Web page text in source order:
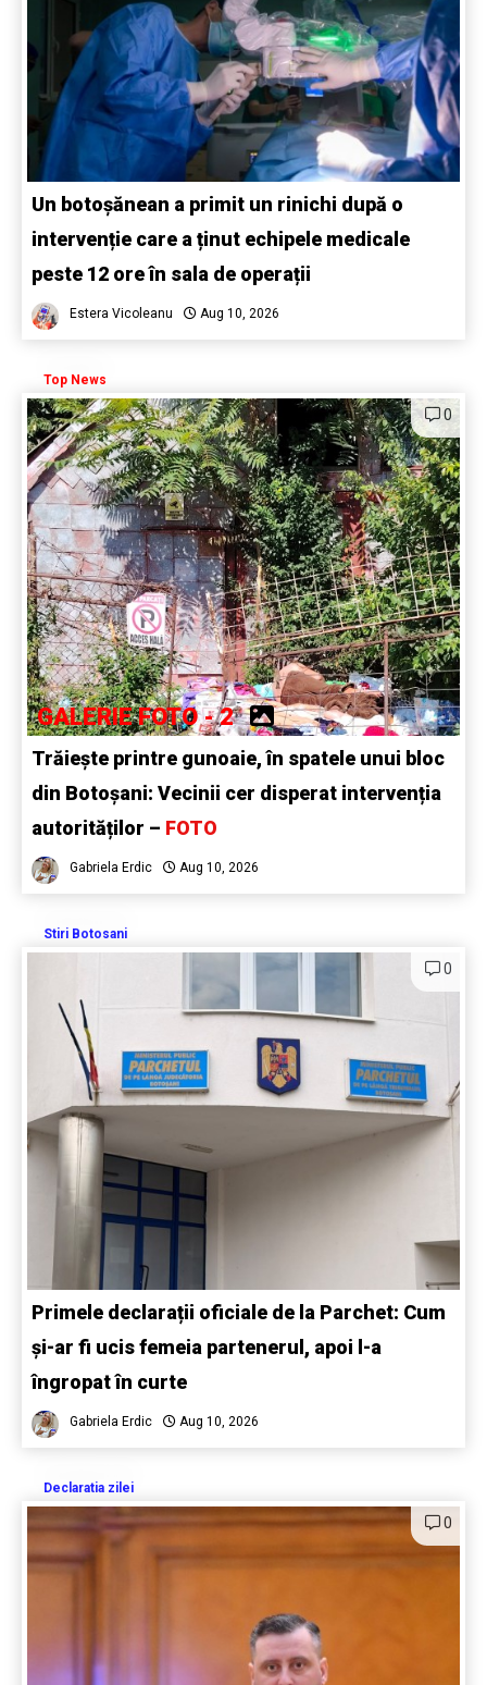
Un botoșănean a primit un rinichi după o
intervenție care a ținut echipele medicale
peste 12 ore în sala de operații
Estera Vicoleanu Aug 10, 2026
Top News
0
GALERIE FOTO - 2
Trăiește printre gunoaie, în spatele unui bloc
din Botoșani: Vecinii cer disperat intervenția
autorităților – FOTO
Gabriela Erdic Aug 10, 2026
Stiri Botosani
0
Primele declarații oficiale de la Parchet: Cum
și-ar fi ucis femeia partenerul, apoi l-a
îngropat în curte
Gabriela Erdic Aug 10, 2026
Declaratia zilei
0